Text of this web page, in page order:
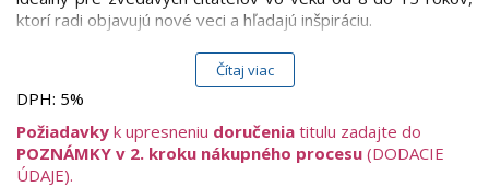
ktorí radi objavujú nové veci a hľadajú inšpiráciu.
Veda a technika – najnovšie objavy, technologické
novinky, vesmírne misie
Príroda a ekológia – zaujímavosti o zvieratách,
rastlinách a ochrane životného prostredia
Komiksy a príbehy – napínavé dobrodružstvá a
Čítaj viac
DPH: 5%
Požiadavky k upresneniu doručenia titulu zadajte do
POZNÁMKY v 2. kroku nákupného procesu (DODACIE
ÚDAJE).